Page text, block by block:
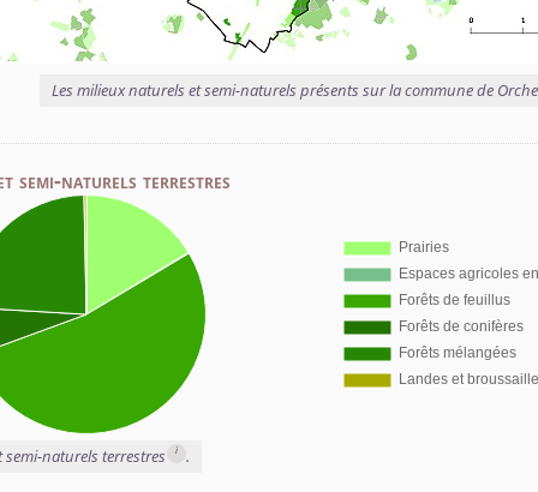
Les milieux naturels et semi-naturels présents sur la commune de
semi-naturels terrestres
semi-naturels terrestres i .